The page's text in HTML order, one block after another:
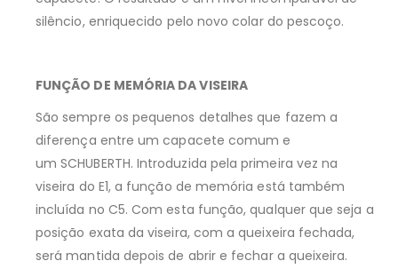
silêncio, enriquecido pelo novo colar do pescoço.
FUNÇÃO DE MEMÓRIA DA VISEIRA
São sempre os pequenos detalhes que fazem a
diferença entre um capacete comum e
um SCHUBERTH. Introduzida pela primeira vez na
viseira do E1, a função de memória está também
incluída no C5. Com esta função, qualquer que seja a
posição exata da viseira, com a queixeira fechada,
será mantida depois de abrir e fechar a queixeira.